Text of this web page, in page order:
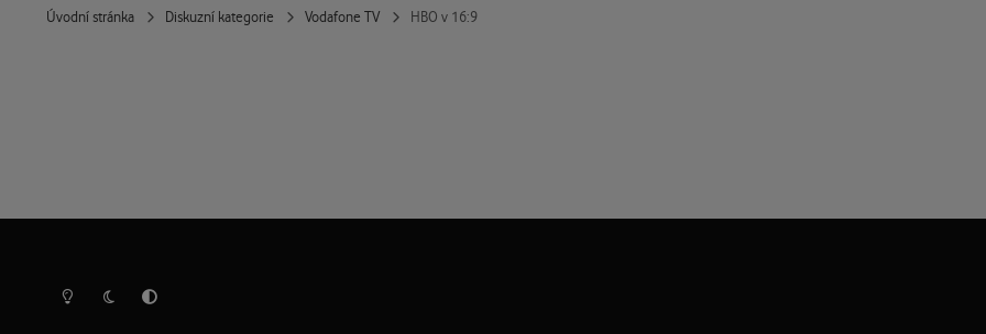
Úvodní stránka Diskuzní kategorie Vodafone TV HBO v 16:9
Světlý režimTmavý režimPředvolba systému